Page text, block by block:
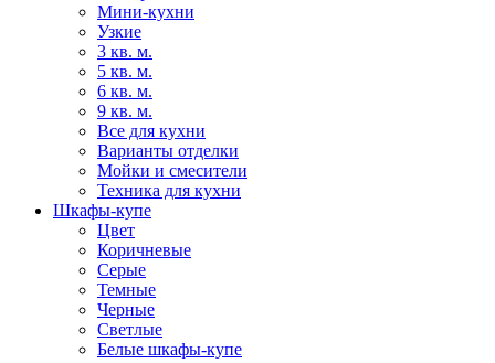
Мини-кухни
Узкие
3 кв. м.
5 кв. м.
6 кв. м.
9 кв. м.
Все для кухни
Варианты отделки
Мойки и смесители
Техника для кухни
Шкафы-купе
Цвет
Коричневые
Серые
Темные
Черные
Светлые
Белые шкафы-купе